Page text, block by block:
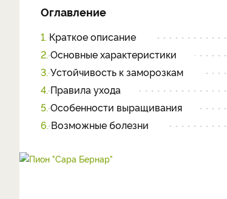
Оглавление
1. Краткое описание
2. Основные характеристики
3. Устойчивость к заморозкам
4. Правила ухода
5. Особенности выращивания
6. Возможные болезни